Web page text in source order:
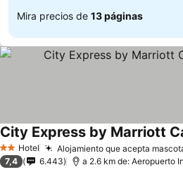
Mira precios de 13 páginas
2 Estrellas
Hotel Alojamiento que acepta
City Express by Marriott
7,4 6.443 a 2.6 km de: Aeropuerto